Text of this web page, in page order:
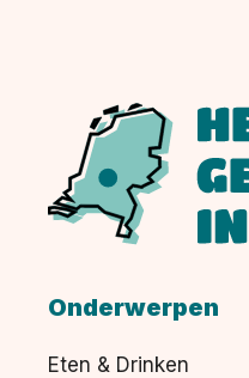
Onderwerpen
Eten & Drinken